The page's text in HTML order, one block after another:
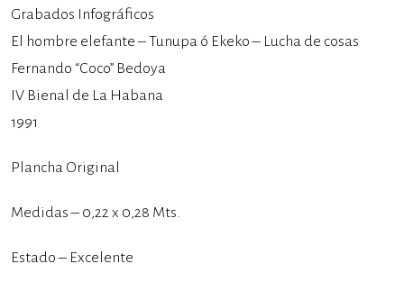
Grabados Infográficos
El hombre elefante – Tunupa ó Ekeko – Lucha de cosas
Fernando “Coco” Bedoya
IV Bienal de La Habana
1991
Plancha Original
Medidas – 0,22 x 0,28 Mts.
Estado – Excelente